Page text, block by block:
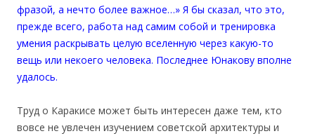
фразой, а нечто более важное…» Я бы сказал, что это,
прежде всего, работа над самим собой и тренировка
умения раскрывать целую вселенную через какую-то
вещь или некоего человека. Последнее Юнакову вполне
удалось.
Труд о Каракисе может быть интересен даже тем, кто
вовсе не увлечен изучением советской архитектуры и